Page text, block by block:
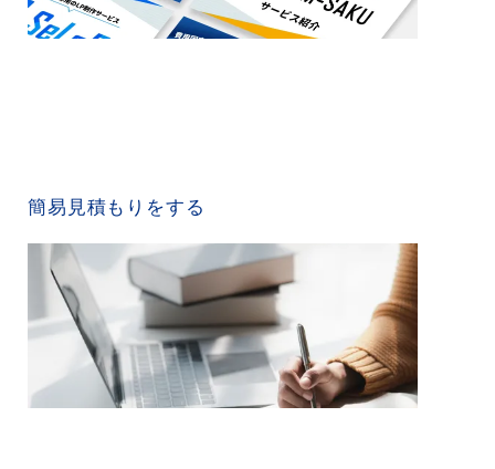
簡易見積もりをする